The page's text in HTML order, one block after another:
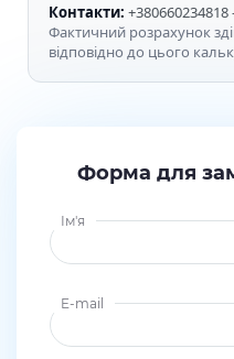
Контакти:
Фактичний розрахунок
відповідно до цього
Форма для
Ім'я
E-mail